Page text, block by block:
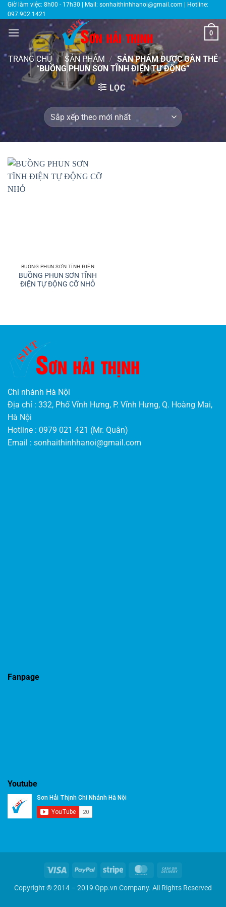
Bỏ
qua
nội
Giờ làm việc: 8h00 - 17h30 | Mail: sonhaithinhhanoi@gmail.com | Hotline:
097.902.1421
0
TRANG CHỦ / SẢN PHẨM / SẢN PHẨM ĐƯỢC GẮN THẺ
“BUỒNG PHUN SƠN TĨNH ĐIỆN TỰ ĐỘNG”
LỌC
BUỒNG PHUN SƠN TĨNH ĐIỆN
BUỒNG PHUN SƠN TĨNH
ĐIỆN TỰ ĐỘNG CỠ NHỎ
Chi nhánh Hà Nội
Địa chỉ : 332, Phố Vĩnh Hưng, P. Vĩnh Hưng, Q. Hoàng Mai,
Hà Nội
Hotline : 0979 021 421 (Mr. Quân)
Email : sonhaithinhhanoi@gmail.com
Fanpage
Youtube
Visa PayPal Stripe MasterCard
Delivery
Copyright ® 2014 – 2019 Opp.vn Company. All Rights Reserved